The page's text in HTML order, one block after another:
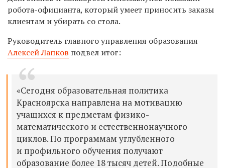
робота-официанта, который умеет приносить заказы
клиентам и убирать со стола.
Руководитель главного управления образования
Алексей Лапков подвел итог:
«Сегодня образовательная политика
Красноярска направлена на мотивацию
учащихся к предметам физико-
математического и естественнонаучного
циклов. По программам углубленного
и профильного обучения получают
образование более 18 тысяч детей. Подобные